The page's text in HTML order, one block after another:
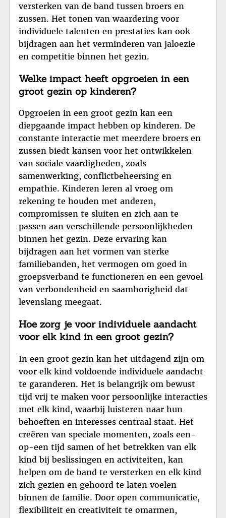
versterken van de band tussen broers en
zussen. Het tonen van waardering voor
individuele talenten en prestaties kan ook
bijdragen aan het verminderen van jaloezie
en competitie binnen het gezin.
Welke impact heeft opgroeien in een
groot gezin op kinderen?
Opgroeien in een groot gezin kan een
diepgaande impact hebben op kinderen. De
constante interactie met meerdere broers en
zussen biedt kansen voor het ontwikkelen
van sociale vaardigheden, zoals
samenwerking, conflictbeheersing en
empathie. Kinderen leren al vroeg om
rekening te houden met anderen,
compromissen te sluiten en zich aan te
passen aan verschillende persoonlijkheden
binnen het gezin. Deze ervaring kan
bijdragen aan het vormen van sterke
familiebanden, het vermogen om goed in
groepsverband te functioneren en een gevoel
van verbondenheid en saamhorigheid dat
levenslang meegaat.
Hoe zorg je voor individuele aandacht
voor elk kind in een groot gezin?
In een groot gezin kan het uitdagend zijn om
voor elk kind voldoende individuele aandacht
te garanderen. Het is belangrijk om bewust
tijd vrij te maken voor persoonlijke interacties
met elk kind, waarbij luisteren naar hun
behoeften en interesses centraal staat. Het
creëren van speciale momenten, zoals een-
op-een tijd samen of het betrekken van elk
kind bij beslissingen en activiteiten, kan
helpen om de band te versterken en elk kind
zich gezien en gehoord te laten voelen
binnen de familie. Door open communicatie,
flexibiliteit en creativiteit te omarmen,